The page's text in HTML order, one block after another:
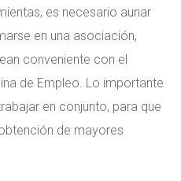
es necesario aunar
en una asociación,
conveniente con el
de Empleo. Lo importante
en conjunto, para que
de mayores